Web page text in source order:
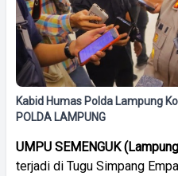
Kabid Humas Polda Lampung
POLDA LAMPUNG
UMPU SEMENGUK
terjadi di Tugu Simpang